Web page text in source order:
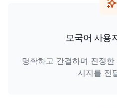
모국어 사용
명확하고 간결하며 진정
시지를 전